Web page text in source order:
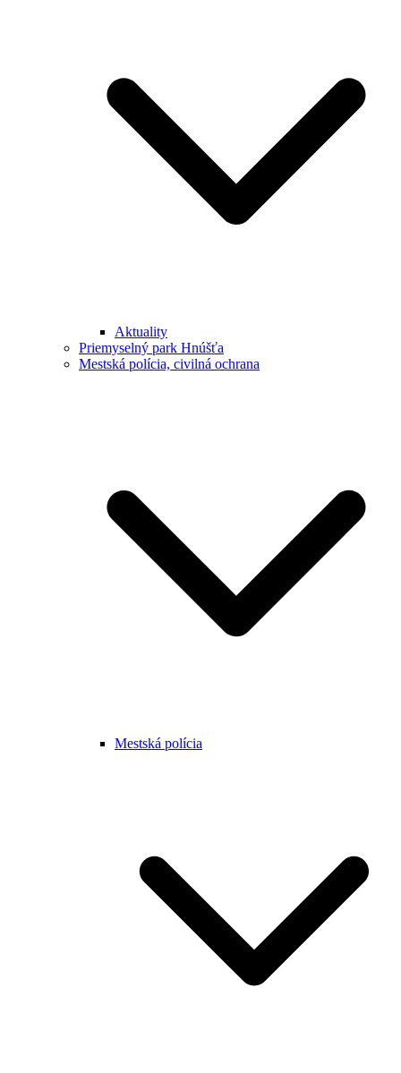
Aktuality
Priemyselný park Hnúšťa
Mestská polícia, civilná ochrana
Mestská polícia